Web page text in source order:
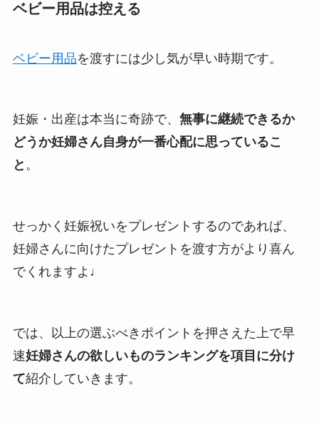
ベビー用品は控える
ベビー用品を渡すには少し気が早い時期です。
妊娠・出産は本当に奇跡で、 無事に継続できるか
どうか妊婦さん自身が一番心配に思っているこ
と 。
せっかく妊娠祝いをプレゼントするのであれば、
妊婦さんに向けたプレゼントを渡す方がより喜ん
でくれますよ♩
では、以上の選ぶべきポイントを押さえた上で早
速妊婦さんの欲しいものランキングを項目に分け
て紹介していきます。